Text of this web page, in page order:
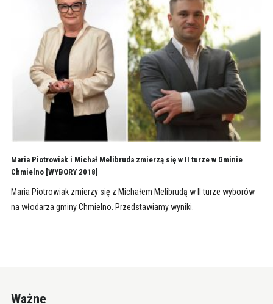
Maria Piotrowiak i Michał Melibruda zmierzą się w II turze w Gminie
Chmielno [WYBORY 2018]
Maria Piotrowiak zmierzy się z Michałem Melibrudą w II turze wyborów
na włodarza gminy Chmielno. Przedstawiamy wyniki.
Ważne